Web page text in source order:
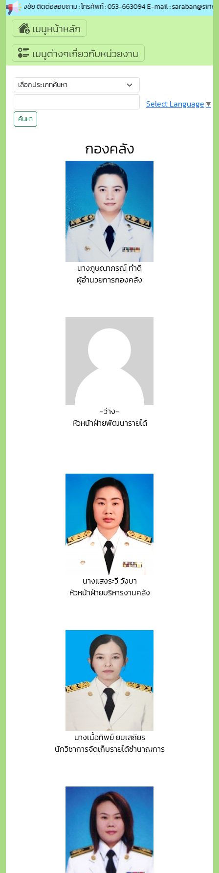
งชัย ติดต่อสอบถาม : โทรศัพท์ : 053-663094 E-mail :
เมนูหน้าหลัก
เมนูต่างๆเกี่ยวกับหน่วยงาน
ค้นหา
Select Language ▼
กองคลัง
นางภูษณาภรณ์ ทำดี
ผู้อำนวยการกองคลัง
-ว่าง-
หัวหน้าฝ่ายพัฒนารายได้
นางแสงระวี วังษา
หัวหน้าฝ่ายบริหารงานคลัง
นางเนื้อทิพย์ ยมเสถียร
นักวิชาการจัดเก็บรายได้ชำนาญการ